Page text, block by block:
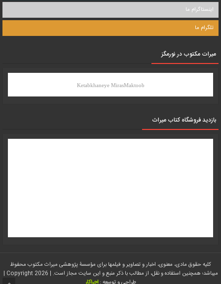
اینستاگرام ما
تلگرام ما
میرات مکتوب در نورمگز
Ketabkhaneye MirasMaktoob
بازدید فروشگاه کتاب میراث
کلیه حقوق مادی، معنوی، اخبار و تصاویر و فیلمها برای مؤسسۀ پژوهشی میراث مکتوب محفوظ
میباشد؛ همچنین استفاده و نقل، از مطالب با ذکر منبع و این سایت مجاز است. | Copyright 2026 |